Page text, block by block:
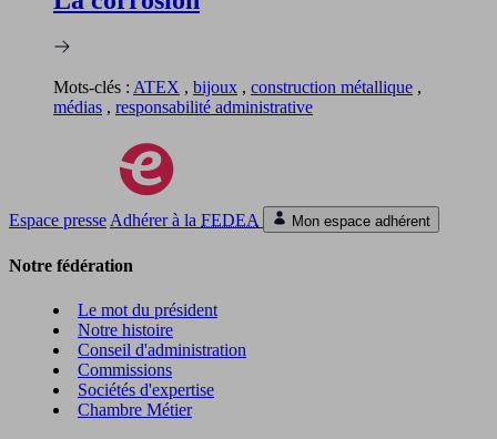
Mots-clés : ATEX , bijoux , construction métallique ,
médias , responsabilité administrative
Espace presse Adhérer à la FEDEA Mon espace adhérent
Notre fédération
Le mot du président
Notre histoire
Conseil d'administration
Commissions
Sociétés d'expertise
Chambre Métier